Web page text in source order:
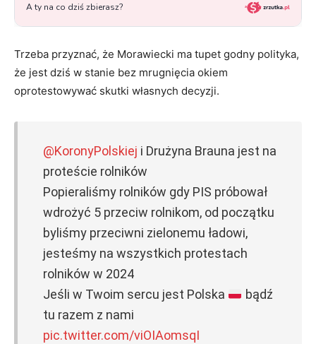
Trzeba przyznać, że Morawiecki ma tupet godny polityka,
że jest dziś w stanie bez mrugnięcia okiem
oprotestowywać skutki własnych decyzji.
@KoronyPolskiej i Drużyna Brauna jest na
proteście rolników
Popieraliśmy rolników gdy PIS próbował
wdrożyć 5 przeciw rolnikom, od początku
byliśmy przeciwni zielonemu ładowi,
jesteśmy na wszystkich protestach
rolników w 2024
Jeśli w Twoim sercu jest Polska
bądź
tu razem z nami
pic.twitter.com/viOIAomsqI